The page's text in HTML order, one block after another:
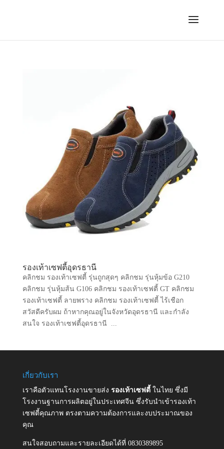
รองเท้าเซฟตี้อุดรธานี
คลิกชม รองเท้าเซฟตี้ รุ่นถูกสุดๆ คลิกชม รุ่นหุ้มข้อ G210
คลิกชม รุ่นหุ้มส้น G106 คลิกชม รองเท้าเซฟตี้ GT คลิกชม
รองเท้าเซฟตี้ ลายพราง คลิกชม รองเท้าเซฟตี้ ไร้เชือก
สวัสดีครับผม ถ้าหากคุณอยู่ในจังหวัดอุดรธานี และกำลัง
สนใจ รองเท้าเซฟตี้อุดรธานี ...
เกี่ยวกับเรา
เราคือตัวแทนโรงงานขายส่ง รองเท้าเซฟตี้ ในไทย ซึ่งมี
โรงงานฐานการผลิตอยู่ในประเทศจีน ซึ่งรับนำเข้ารองเท้า
เซฟตี้คุณภาพ ตรงตามความต้องการและงบประมาณของ
คุณ
สนใจสอบถามและรายละเอียดได้ที่ 0830389895